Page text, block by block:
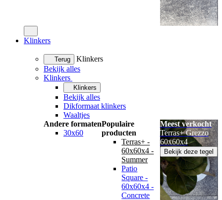
Klinkers
Terug
Klinkers
Bekijk alles
Klinkers
Klinkers
Bekijk alles
Dikformaat klinkers
Waaltjes
Andere formaten
30x60
Populaire
producten
Terras+ -
60x60x4 -
Summer
Patio
Square -
60x60x4 -
Concrete
Meest verkocht
Terras+ Grezzo
60x60x4
Bekijk deze tegel